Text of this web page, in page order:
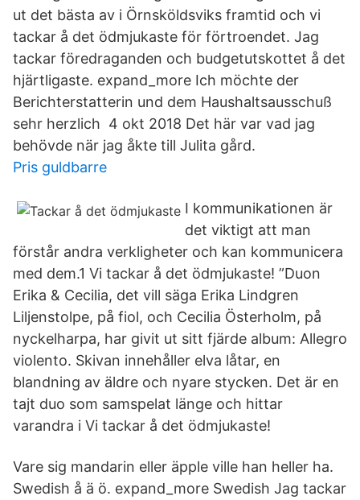
ut det bästa av i Örnsköldsviks framtid och vi
tackar å det ödmjukaste för förtroendet. Jag
tackar föredraganden och budgetutskottet å det
hjärtligaste. expand_more Ich möchte der
Berichterstatterin und dem Haushaltsausschuß
sehr herzlich 4 okt 2018 Det här var vad jag
behövde när jag åkte till Julita gård.
Pris guldbarre
I kommunikationen är
det viktigt att man
förstår andra verkligheter och kan kommunicera
med dem.1 Vi tackar å det ödmjukaste! ”Duon
Erika & Cecilia, det vill säga Erika Lindgren
Liljenstolpe, på fiol, och Cecilia Österholm, på
nyckelharpa, har givit ut sitt fjärde album: Allegro
violento. Skivan innehåller elva låtar, en
blandning av äldre och nyare stycken. Det är en
tajt duo som samspelat länge och hittar
varandra i Vi tackar å det ödmjukaste!
Vare sig mandarin eller äpple ville han heller ha.
Swedish å ä ö. expand_more Swedish Jag tackar